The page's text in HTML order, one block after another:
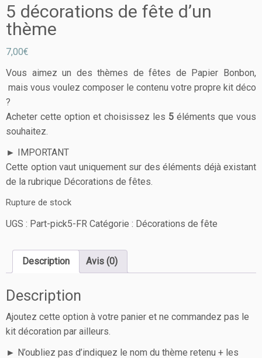
5 décorations de fête d’un
thème
7,00€
Vous aimez un des thèmes de fêtes de Papier Bonbon,
mais vous voulez composer le contenu votre propre kit déco
?
Acheter cette option et choisissez les 5 éléments que vous
souhaitez.
► IMPORTANT
Cette option vaut uniquement sur des éléments déjà existant
de la rubrique Décorations de fêtes.
Rupture de stock
UGS : Part-pick5-FR Catégorie : Décorations de fête
Description Avis (0)
Description
Ajoutez cette option à votre panier et ne commandez pas le
kit décoration par ailleurs.
► N’oubliez pas d’indiquez le nom du thème retenu + les